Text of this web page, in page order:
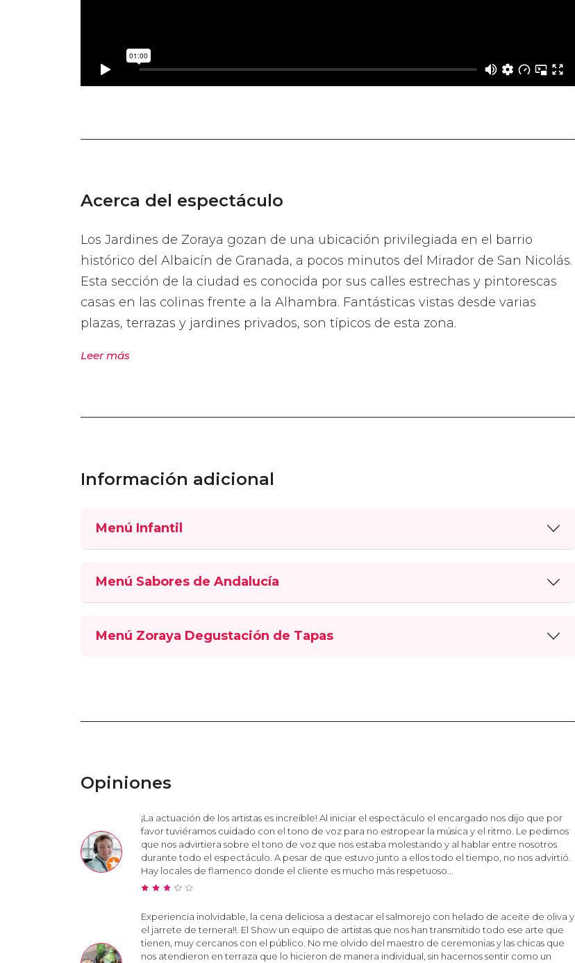
Acerca del espectáculo
Los Jardines de Zoraya gozan de una ubicación privilegiada en el barrio
histórico del Albaicín de Granada, a pocos minutos del Mirador de San Nicolás.
Esta sección de la ciudad es conocida por sus calles estrechas y pintorescas
casas en las colinas frente a la Alhambra. Fantásticas vistas desde varias
plazas, terrazas y jardines privados, son típicos de esta zona.
Leer más
Información adicional
Menú Infantil
Menú Sabores de Andalucía
Menú Zoraya Degustación de Tapas
Opiniones
¡La actuación de los artistas es increíble! Al iniciar el espectáculo el encargado nos dijo que por
favor tuviéramos cuidado con el tono de voz para no estropear la música y el ritmo. Le pedimos
que nos advirtiera sobre el tono de voz que nos estaba molestando y al hablar entre nosotros
durante todo el espectáculo. A pesar de que estuvo junto a ellos todo el tiempo, no nos advirtió.
Hay locales de flamenco donde el cliente es mucho más respetuoso...
Experiencia inolvidable, la cena deliciosa a destacar el salmorejo con helado de aceite de oliva y
el jarrete de ternera!!. El Show un equipo de artistas que nos han transmitido todo ese arte que
tienen, muy cercanos con el público. No me olvido del maestro de ceremonias y las chicas que
nos atendieron en terraza que lo hicieron de manera individual, sin hacernos sentir como un